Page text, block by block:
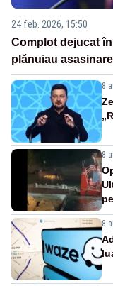
24 feb. 2026, 15:50
Complot dejucat
plănuiau
8
8
8